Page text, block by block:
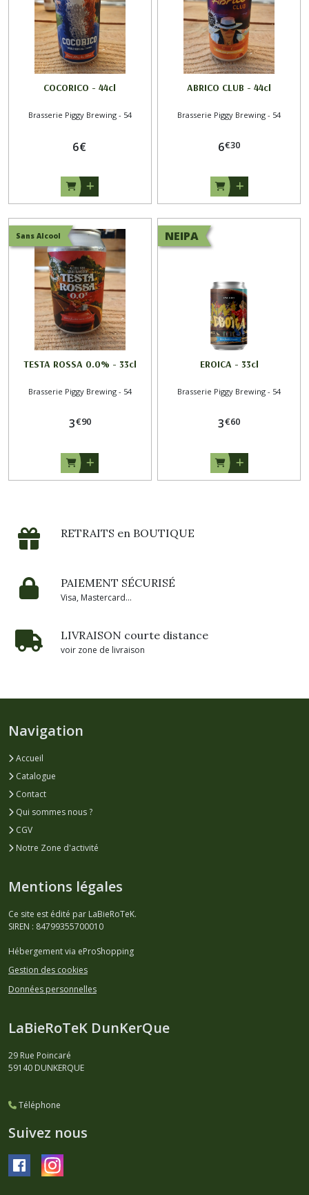
COCORICO - 44cl
Brasserie Piggy Brewing - 54
6€
ABRICO CLUB - 44cl
Brasserie Piggy Brewing - 54
6€30
Sans Alcool
TESTA ROSSA 0.0% - 33cl
Brasserie Piggy Brewing - 54
3€90
NEIPA
EROICA - 33cl
Brasserie Piggy Brewing - 54
3€60
RETRAITS en BOUTIQUE
PAIEMENT SÉCURISÉ
Visa, Mastercard...
LIVRAISON courte distance
voir zone de livraison
Navigation
Accueil
Catalogue
Contact
Qui sommes nous ?
CGV
Notre Zone d'activité
Mentions légales
Ce site est édité par LaBieRoTeK.
SIREN : 84799355700010
Hébergement via eProShopping
Gestion des cookies
Données personnelles
LaBieRoTeK DunKerQue
29 Rue Poincaré
59140 DUNKERQUE
Téléphone
Suivez nous